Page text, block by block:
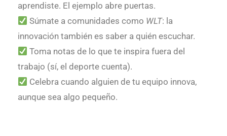
aprendiste. El ejemplo abre puertas.
Súmate a comunidades como WLT: la
innovación también es saber a quién escuchar.
Toma notas de lo que te inspira fuera del
trabajo (sí, el deporte cuenta).
Celebra cuando alguien de tu equipo innova,
aunque sea algo pequeño.